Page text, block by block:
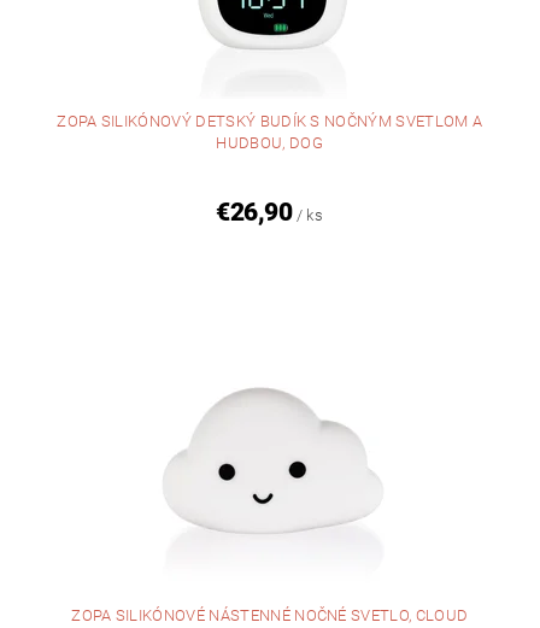
ZOPA SILIKÓNOVÝ DETSKÝ BUDÍK S NOČNÝM SVETLOM A
HUDBOU, DOG
€26,90 / ks
ZOPA SILIKÓNOVÉ NÁSTENNÉ NOČNÉ SVETLO, CLOUD